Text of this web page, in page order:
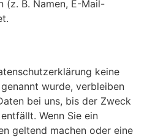
(z. B. Namen, E-Mail-
keine
wurde, verbleiben
bei uns, bis der Zweck
Wenn Sie ein
geltend machen oder eine